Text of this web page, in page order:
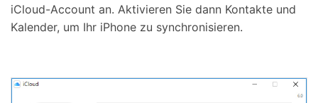
iCloud-Account an. Aktivieren Sie dann Kontakte und
Kalender, um Ihr iPhone zu synchronisieren.